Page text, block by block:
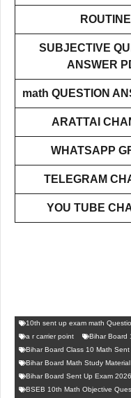
ROUTINE
SUBJECTIVE
ANSWER
math QUESTION
ARATTAI
WHATSAPP
TELEGRAM
YOU TUBE
10th sent up exam math
a r carrier point
Bihar Board
Bihar Board Class 10 Math
Bihar Board Math Study
Bihar Board Sent Up Exam 2026
BSEB 10th Math Objective